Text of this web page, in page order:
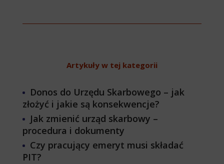
Artykuły w tej kategorii
Donos do Urzędu Skarbowego – jak
złożyć i jakie są konsekwencje?
Jak zmienić urząd skarbowy –
procedura i dokumenty
Czy pracujący emeryt musi składać
PIT?